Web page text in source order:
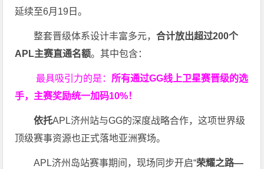
延续至6月19日。
整套晋级体系设计丰富多元，合计放出超过200个
APL主赛直通名额。其中包含：
最具吸引力的是： 所有通过GG线上卫星赛晋级的选
手，主赛奖励统一加码10%！
依托APL济州站与GG的深度战略合作，这项世界级
顶级赛事资源也正式落地亚洲赛场。
APL济州岛站赛事期间，现场同步开启“荣耀之路—